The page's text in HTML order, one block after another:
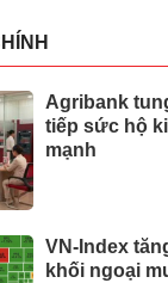
Agribank
tiếp sức hộ
mạnh
VN-Index
khối ngoại